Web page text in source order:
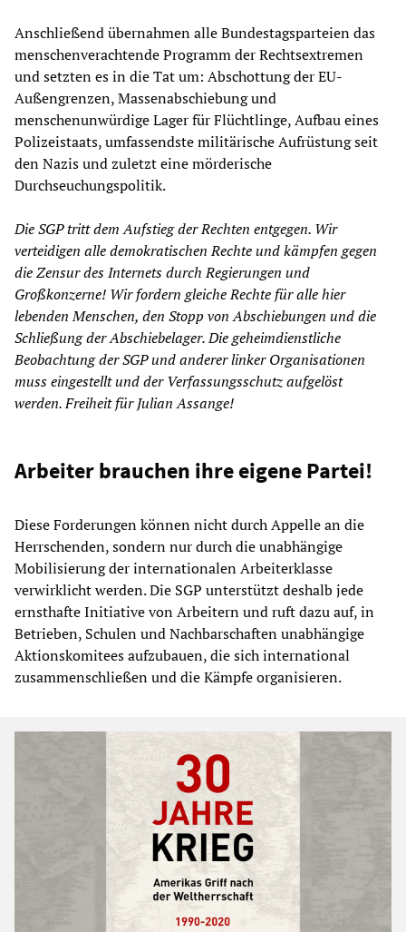
Anschließend übernahmen alle Bundestagsparteien das
menschenverachtende Programm der Rechtsextremen
und setzten es in die Tat um: Abschottung der EU-
Außengrenzen, Massenabschiebung und
menschenunwürdige Lager für Flüchtlinge, Aufbau eines
Polizeistaats, umfassendste militärische Aufrüstung seit
den Nazis und zuletzt eine mörderische
Durchseuchungspolitik.
Die SGP tritt dem Aufstieg der Rechten entgegen. Wir
verteidigen alle demokratischen Rechte und kämpfen gegen
die Zensur des Internets durch Regierungen und
Großkonzerne! Wir fordern gleiche Rechte für alle hier
lebenden Menschen, den Stopp von Abschiebungen und die
Schließung der Abschiebelager. Die geheimdienstliche
Beobachtung der SGP und anderer linker Organisationen
muss eingestellt und der Verfassungsschutz aufgelöst
werden.Freiheit für Julian Assange!
Arbeiter brauchen ihre eigene Partei!
Diese Forderungen können nicht durch Appelle an die
Herrschenden, sondern nur durch die unabhängige
Mobilisierung der internationalen Arbeiterklasse
verwirklicht werden. Die SGP unterstützt deshalb jede
ernsthafte Initiative von Arbeitern und ruft dazu auf, in
Betrieben, Schulen und Nachbarschaften unabhängige
Aktionskomitees aufzubauen, die sich international
zusammenschließen und die Kämpfe organisieren.